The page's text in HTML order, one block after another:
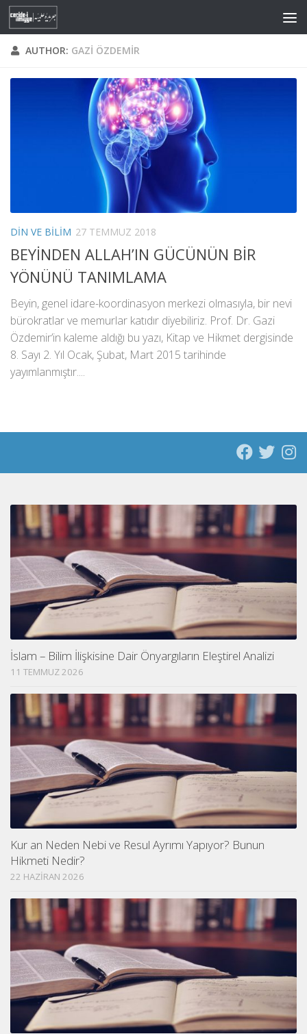
Skip to content
AUTHOR: GAZI ÖZDEMIR
DIN VE BILIM 27 TEMMUZ 2018
BEYİNDEN ALLAH’IN GÜCÜNÜN BİR
YÖNÜNÜ TANIMLAMA
Beyin, genel idare-koordinasyon merkezi olmasıyla, bir nevi
bürokratlar ve memurlar katıdır diyebiliriz. Prof. Dr. Gazi
Özdemir’in kaleme aldığı bu yazı, Kitap ve Hikmet dergisinde
8. Sayı 2. Yıl Ocak, Şubat, Mart 2015 tarihinde
yayımlanmıştır....
İslam – Bilim İlişkisine Dair Önyargıların Eleştirel Analizi
11 TEMMUZ 2026
Kur an Neden Nebi ve Resul Ayrımı Yapıyor? Bunun
Hikmeti Nedir?
22 HAZIRAN 2026